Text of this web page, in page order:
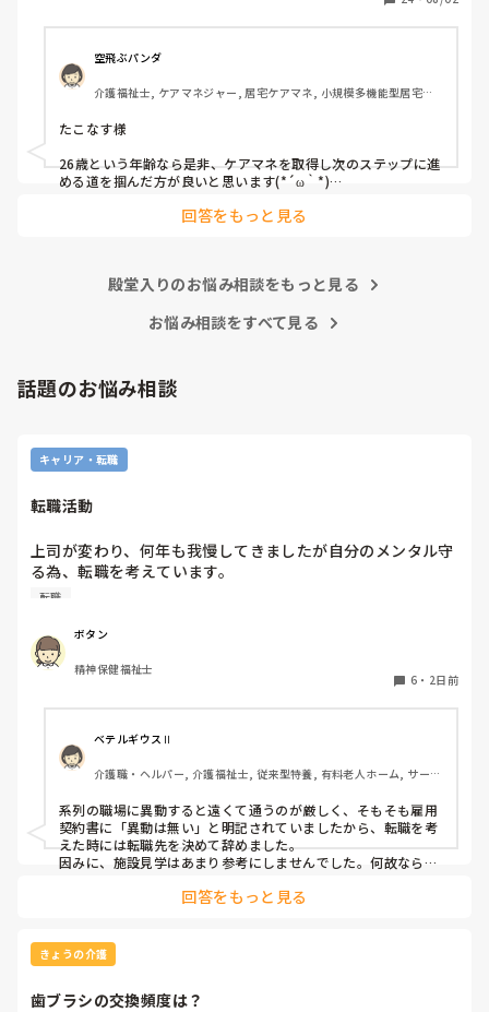
空飛ぶパンダ
介護福祉士, ケアマネジャー, 居宅ケアマネ, 小規模多機能型居宅介
たこなす様
26歳という年齢なら是非、ケアマネを取得し次のステップに進
める道を掴んだ方が良いと思います(*´ω｀*)
回答をもっと見る
殿堂入りのお悩み相談をもっと見る
お悩み相談をすべて見る
話題のお悩み相談
キャリア・転職
転職活動
上司が変わり、何年も我慢してきましたが自分のメンタル守
る為、転職を考えています。
納得できる仕事に出会うまでの間
②系列の他職場に移動する
皆さんならどうしますか？
転職
ボタン
精神保健福祉士
6 ・ 2日前
ベテルギウスⅡ
介護職・ヘルパー, 介護福祉士, 従来型特養, 有料老人ホーム, サービ
ット型特養
系列の職場に異動すると遠くて通うのが厳しく、そもそも雇用
契約書に「異動は無い」と明記されていましたから、転職を考
えた時には転職先を決めて辞めました。
因みに、施設見学はあまり参考にしませんでした。何故なら、
断出来ないからです。職場の人間関係は働いてみないと分かり
回答をもっと見る
きょうの介護
歯ブラシの交換頻度は？